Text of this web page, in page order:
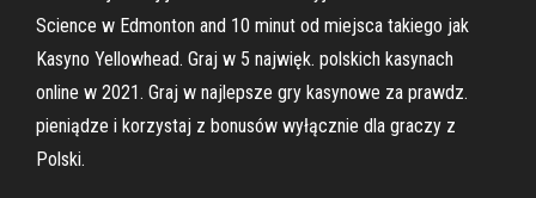
Science w Edmonton and 10 minut od miejsca takiego jak
Kasyno Yellowhead. Graj w 5 najwięk. polskich kasynach
online w 2021. Graj w najlepsze gry kasynowe za prawdz.
pieniądze i korzystaj z bonusów wyłącznie dla graczy z
Polski.